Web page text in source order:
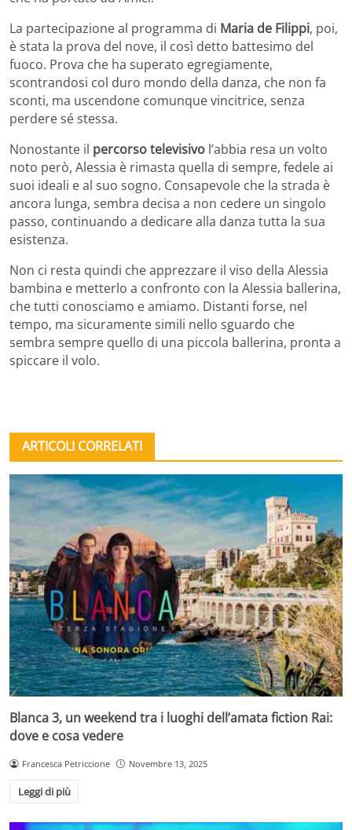
La partecipazione al programma di Maria de Filippi, poi,
è stata la prova del nove, il così detto battesimo del
fuoco. Prova che ha superato egregiamente,
scontrandosi col duro mondo della danza, che non fa
sconti, ma uscendone comunque vincitrice, senza
perdere sé stessa.
Nonostante il percorso televisivo l’abbia resa un volto
noto però, Alessia è rimasta quella di sempre, fedele ai
suoi ideali e al suo sogno. Consapevole che la strada è
ancora lunga, sembra decisa a non cedere un singolo
passo, continuando a dedicare alla danza tutta la sua
esistenza.
Non ci resta quindi che apprezzare il viso della Alessia
bambina e metterlo a confronto con la Alessia ballerina,
che tutti conosciamo e amiamo. Distanti forse, nel
tempo, ma sicuramente simili nello sguardo che
sembra sempre quello di una piccola ballerina, pronta a
spiccare il volo.
ARTICOLI CORRELATI
Blanca 3, un weekend tra i luoghi dell’amata fiction Rai:
dove e cosa vedere
Francesca Petriccione Novembre 13, 2025
Leggi di più